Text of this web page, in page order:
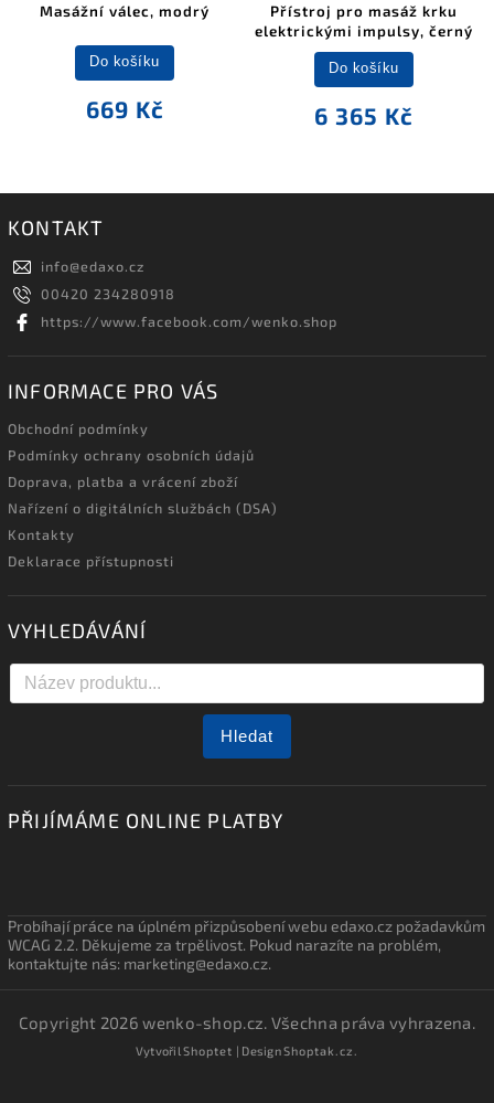
Masážní válec, modrý
669 Kč
Do košíku
Přístroj pro masáž krku
elektrickými impulsy, černý
6 365 Kč
Do košíku
KONTAKT
info@edaxo.cz
00420 234280918
https://www.facebook.com/wenko.shop
INFORMACE PRO VÁS
Obchodní podmínky
Podmínky ochrany osobních údajů
Doprava, platba a vrácení zboží
Nařízení o digitálních službách (DSA)
Kontakty
Deklarace přístupnosti
VYHLEDÁVÁNÍ
Hledat
PŘIJÍMÁME ONLINE PLATBY
Probíhají práce na úplném přizpůsobení webu edaxo.cz požadavkům
WCAG 2.2. Děkujeme za trpělivost. Pokud narazíte na problém,
kontaktujte nás: marketing@edaxo.cz.
Copyright 2026wenko-shop.cz. Všechna práva vyhrazena.
VytvořilShoptet | DesignShoptak.cz.